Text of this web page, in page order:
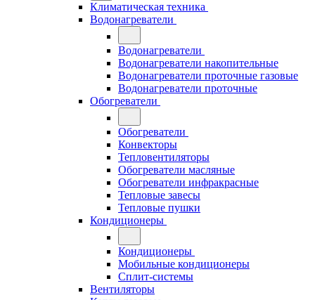
Климатическая техника
Водонагреватели
Водонагреватели
Водонагреватели накопительные
Водонагреватели проточные газовые
Водонагреватели проточные
Обогреватели
Обогреватели
Конвекторы
Тепловентиляторы
Обогреватели масляные
Обогреватели инфракрасные
Тепловые завесы
Тепловые пушки
Кондиционеры
Кондиционеры
Мобильные кондиционеры
Сплит-системы
Вентиляторы